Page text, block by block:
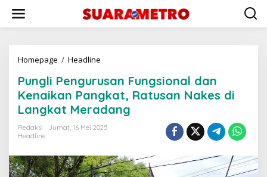
konten
Homepage / Headline
Fungsional
dan
Kenaikan
Pangkat,
Ratusan
Langkat
Meradang
Pungli Pengurusan Fungsional dan
Kenaikan Pangkat, Ratusan Nakes di
Langkat Meradang
Redaksi
Jumat, 16 Mei 2025
Headline